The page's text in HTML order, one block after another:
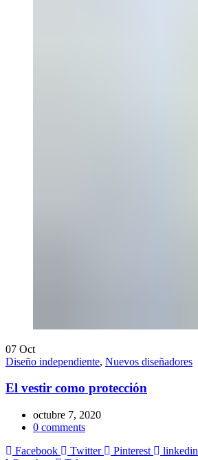
07 Oct
Diseño independiente, Nuevos diseñadores
El vestir como protección
octubre 7, 2020
0 comments
Facebook
Twitter Pinterest linkedin